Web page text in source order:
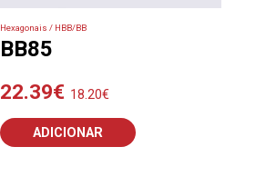
Hexagonais / HBB/BB
BB85
22.39€ 18.20€
ADICIONAR